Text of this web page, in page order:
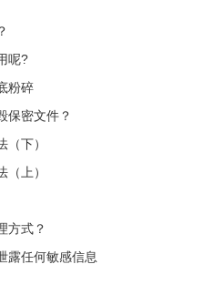
呢?
粉碎
保密文件？
下）
上）
方式？
露任何敏感信息